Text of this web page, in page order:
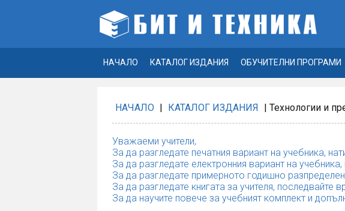
НАЧАЛО КАТАЛОГ ИЗДАНИЯ ОБУЧИТЕЛНИ ПРОГРАМИ
НАЧАЛО | КАТАЛОГ ИЗДАНИЯ | Технологии и
Уважаеми учители,
За да разгледате печатния вариант на учебника,
За да разгледате електронния вариант на
За да разгледате примерното годишно
За да разгледате книгата за учителя, последвайте
За да научите повече за учебният комплект и